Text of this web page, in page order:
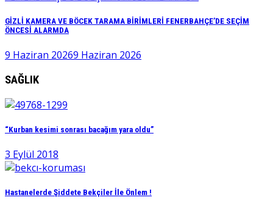
GİZLİ KAMERA VE BÖCEK TARAMA BİRİMLERİ FENERBAHÇE’DE SEÇİM
ÖNCESİ ALARMDA
9 Haziran 20269 Haziran 2026
SAĞLIK
“Kurban kesimi sonrası bacağım yara oldu”
3 Eylül 2018
Hastanelerde Şiddete Bekçiler İle Önlem !